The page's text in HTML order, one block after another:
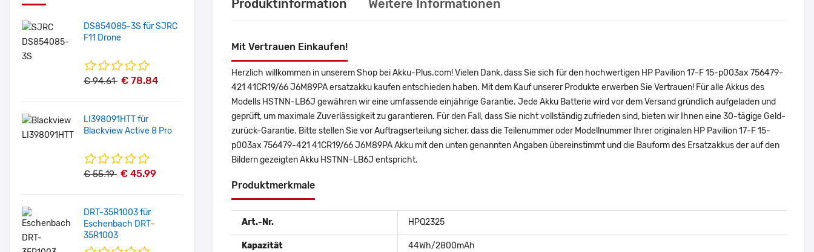
DS854085-3S für SJRC
F11 Drone
€ 94.61 € 78.84
LI398091HTT für
Blackview Active 8 Pro
€ 55.19 € 45.99
DRT-35R1003 für
Eschenbach DRT-
35R1003
Produktinformation Weitere Informationen
Mit Vertrauen Einkaufen!
Herzlich willkommen in unserem Shop bei Akku-Plus.com! Vielen Dank, dass Sie sich für den hochwertigen HP Pavilion 17-F 15-p003ax 756479-
421 41CR19/66 J6M89PA ersatzakku kaufen entschieden haben. Mit dem Kauf unserer Produkte erwerben Sie Vertrauen! Für alle Akkus des
Modells HSTNN-LB6J gewähren wir eine umfassende einjährige Garantie. Jede Akku Batterie wird vor dem Versand gründlich aufgeladen und
geprüft, um maximale Zuverlässigkeit zu garantieren. Für den Fall, dass Sie nicht vollständig zufrieden sind, bieten wir Ihnen eine 30-tägige Geld-
zurück-Garantie. Bitte stellen Sie vor Auftragserteilung sicher, dass die Teilenummer oder Modellnummer Ihrer originalen HP Pavilion 17-F 15-
p003ax 756479-421 41CR19/66 J6M89PA Akku mit den unten genannten Angaben übereinstimmt und die Bauform des Ersatzakkus der auf den
Bildern gezeigten Akku HSTNN-LB6J entspricht.
Produktmerkmale
Art.-Nr. HPQ2325
Kapazität 44Wh/2800mAh